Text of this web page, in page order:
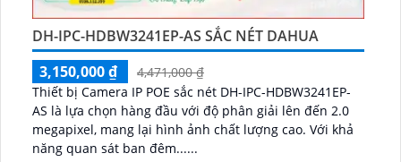
DH-IPC-HDBW3241EP-AS SẮC NÉT DAHUA
3,150,000 ₫
4,471,000 ₫
Thiết bị Camera IP POE sắc nét DH-IPC-HDBW3241EP-
AS là lựa chọn hàng đầu với độ phân giải lên đến 2.0
megapixel, mang lại hình ảnh chất lượng cao. Với khả
năng quan sát ban đêm......